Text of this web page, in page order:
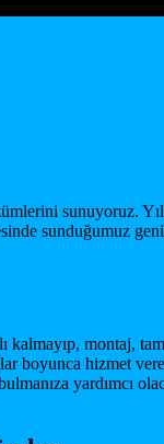
sunuyoruz.
sunduğumuz
kalmayıp, montaj,
boyunca hizmet
yardımcı